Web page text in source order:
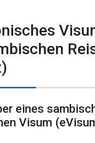
eines
Visum